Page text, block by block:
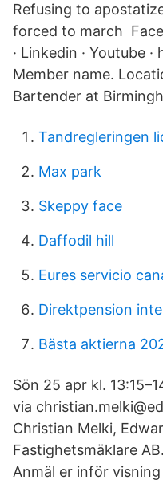
Refusing to
forced to march
· Linkedin · Youtube
Member name.
Bartender at
Tandregleringen
Max park
Skeppy face
Daffodil hill
Eures servicio
Direktpension
Bästa aktierna
Sön 25 apr kl.
via
Christian Melki,
Fastighetsmäklare
Anmäl er inför visning